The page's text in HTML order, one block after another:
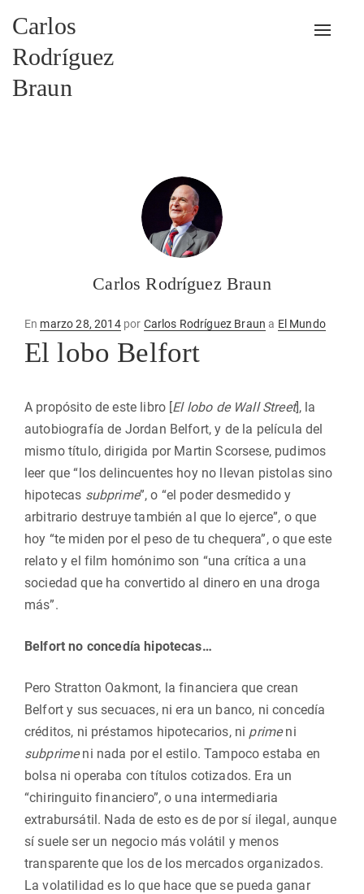
Carlos
Rodríguez
Braun
Carlos Rodríguez Braun
En Publicado
en
marzo 28, 2014por Carlos Rodríguez Braun a El Mundo
El lobo Belfort
A propósito de este libro [El lobo de Wall Street], la
autobiografía de Jordan Belfort, y de la película del
mismo título, dirigida por Martin Scorsese, pudimos
leer que “los delincuentes hoy no llevan pistolas sino
hipotecas subprime”, o “el poder desmedido y
arbitrario destruye también al que lo ejerce”, o que
hoy “te miden por el peso de tu chequera”, o que este
relato y el film homónimo son “una crítica a una
sociedad que ha convertido al dinero en una droga
más”.
Belfort no concedía hipotecas…
Pero Stratton Oakmont, la financiera que crean
Belfort y sus secuaces, ni era un banco, ni concedía
créditos, ni préstamos hipotecarios, ni primeni
subprimeni nada por el estilo. Tampoco estaba en
bolsa ni operaba con títulos cotizados. Era un
“chiringuito financiero”, o una intermediaria
extrabursátil. Nada de esto es de por sí ilegal, aunque
sí suele ser un negocio más volátil y menos
transparente que los de los mercados organizados.
La volatilidad es lo que hace que se pueda ganar